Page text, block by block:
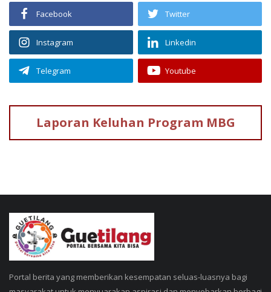
Facebook Twitter
Instagram Linkedin
Telegram Youtube
Laporan Keluhan Program MBG
Portal berita yang memberikan kesempatan seluas-luasnya bagi